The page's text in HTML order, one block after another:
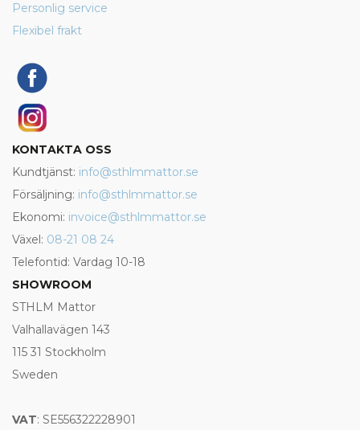
Personlig service
Flexibel frakt
KONTAKTA OSS
Kundtjänst: info@sthlmmattor.se
Försäljning: info@sthlmmattor.se
Ekonomi: invoice@sthlmmattor.se
Växel: 08-21 08 24
Telefontid: Vardag 10-18
SHOWROOM
STHLM Mattor
Valhallavägen 143
115 31 Stockholm
Sweden
VAT: SE556322228901